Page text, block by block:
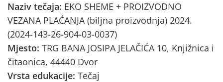
Naziv tečaja: EKO SHEME + PROIZVODNO
VEZANA PLAĆANJA (biljna proizvodnja) 2024.
(2024-143-26-904-03-0037)
Mjesto: TRG BANA JOSIPA JELAČIĆA 10, Knjižnica i
čitaonica, 44440 Dvor
Vrsta edukacije: Tečaj